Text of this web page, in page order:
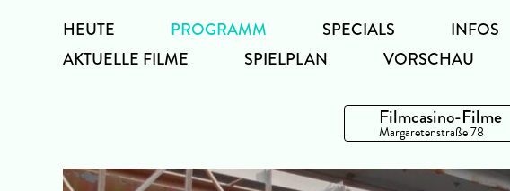
HEUTE
PROGRAMM
AKTUELLE FILME
SPIELPLAN VORSCHAU
SPECIALS INFOS
Filmcasino-Filme
Margaretenstraße 78